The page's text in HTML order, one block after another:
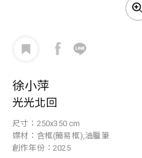
徐小萍
光光北回
尺寸：250x350 cm
媒材：含框(簡易框),油臘筆
創作年份：2025